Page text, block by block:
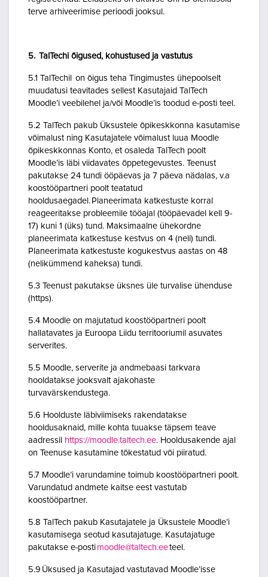
terve arhiveerimise perioodi jooksul.
5. TalTechi õigused, kohustused ja vastutus
5.1 TalTechil on õigus teha Tingimustes ühepoolselt
muudatusi teavitades sellest Kasutajaid TalTech
Moodle’i veebilehel ja/või Moodle’is toodud e-posti teel.
5.2 TalTech pakub Üksustele õpikeskkonna kasutamise
võimalust ning Kasutajatele võimalust luua Moodle
õpikeskkonnas Konto, et osaleda TalTech poolt
Moodle’is läbi viidavates õppetegevustes. Teenust
pakutakse 24 tundi ööpäevas ja 7 päeva nädalas, v.a
koostööpartneri poolt teatatud
hooldusaegadel. Planeerimata katkestuste korral
reageeritakse probleemile tööajal (tööpäevadel kell 9-
17) kuni 1 (üks) tund. Maksimaalne ühekordne
planeerimata katkestuse kestvus on 4 (neli) tundi.
Planeerimata katkestuste kogukestvus aastas on 48
(nelikümmend kaheksa) tundi.
5.3 Teenust pakutakse üksnes üle turvalise ühenduse
(https).
5.4 Moodle on majutatud koostööpartneri poolt
hallatavates ja Euroopa Liidu territooriumil asuvates
serverites.
5.5 Moodle, serverite ja andmebaasi tarkvara
hooldatakse jooksvalt ajakohaste
turvavärskendustega.
5.6 Hoolduste läbiviimiseks rakendatakse
hooldusaknaid, mille kohta tuuakse täpsem teave
aadressil https://moodle.taltech.ee. Hooldusakende ajal
on Teenuse kasutamine tõkestatud või piiratud.
5.7 Moodle’i varundamine toimub koostööpartneri poolt.
Varundatud andmete kaitse eest vastutab
koostööpartner.
5.8 TalTech pakub Kasutajatele ja Üksustele Moodle’i
kasutamisega seotud kasutajatuge. Kasutajatuge
pakutakse e-posti moodle@taltech.eeteel.
5.9 Üksused ja Kasutajad vastutavad Moodle’isse